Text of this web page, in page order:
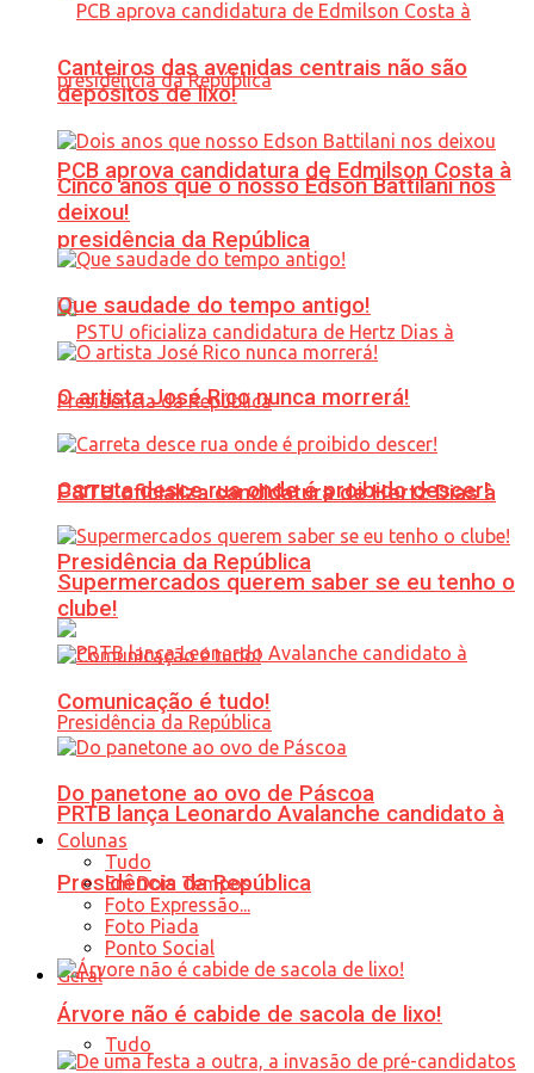
PCB aprova candidatura de Edmilson Costa à
presidência da República
PSTU oficializa candidatura de Hertz Dias à
Presidência da República
PRTB lança Leonardo Avalanche candidato à
Presidência da República
Geral
Tudo
Canteiros das avenidas centrais não são
depósitos de lixo!
Cinco anos que o nosso Edson Battilani nos
deixou!
Que saudade do tempo antigo!
O artista José Rico nunca morrerá!
Carreta desce rua onde é proibido descer!
Supermercados querem saber se eu tenho o
clube!
Comunicação é tudo!
Do panetone ao ovo de Páscoa
Colunas
Tudo
Em Dois Tempos
Foto Expressão...
Foto Piada
Ponto Social
Árvore não é cabide de sacola de lixo!